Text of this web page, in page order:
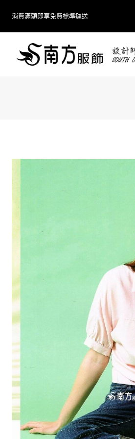
消費滿額即享免費標準運送